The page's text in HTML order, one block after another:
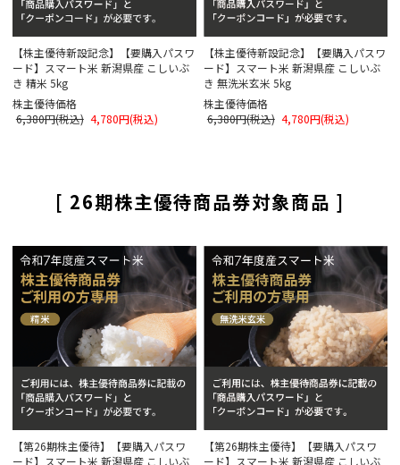
【株主優待新設記念】【要購入パスワ
ード】スマート米 新潟県産 こしいぶ
き 精米 5kg
株主優待価格
6,380円(税込) 4,780円(税込)
【株主優待新設記念】【要購入パスワ
ード】スマート米 新潟県産 こしいぶ
き 無洗米玄米 5kg
株主優待価格
6,380円(税込) 4,780円(税込)
[ 26期株主優待商品券対象商品 ]
【第26期株主優待】【要購入パスワ
ード】スマート米 新潟県産 こしいぶ
【第26期株主優待】【要購入パスワ
ード】スマート米 新潟県産 こしいぶ